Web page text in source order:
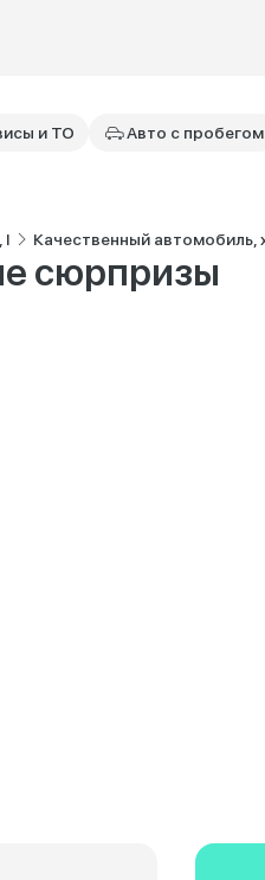
и ТО Авто с пробегом
I Качественный автомобиль,
сюрпризы